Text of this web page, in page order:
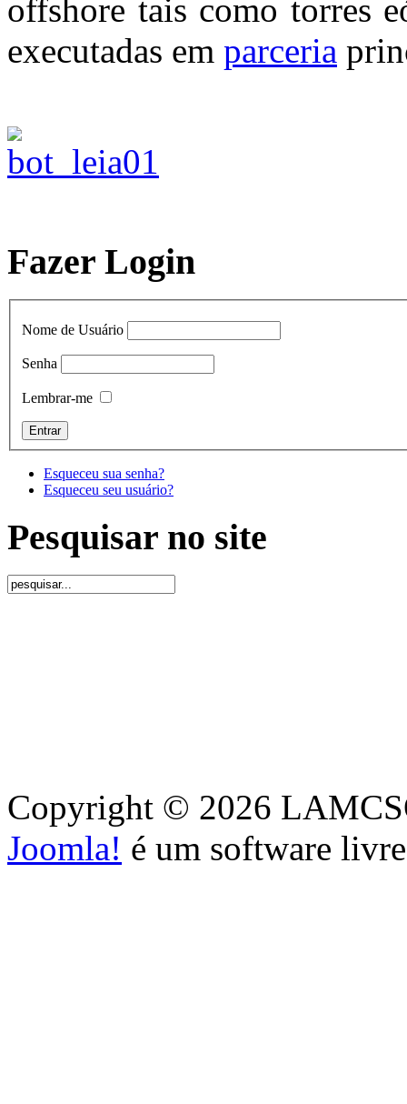
offshore tais como torres
executadas em parceria
Fazer Login
Nome de Usuário
Senha
Lembrar-me
Esqueceu sua senha?
Esqueceu seu usuário?
Pesquisar no site
Copyright © 2026
Joomla! é um software